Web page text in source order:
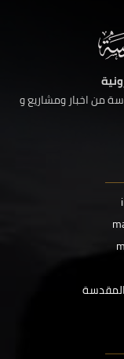
من اخبار ومشاريع و
المقدسة